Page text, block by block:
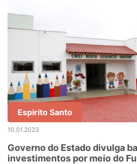
Espirito Santo
10.01.2023
Governo do Estado divulga
investimentos por meio do